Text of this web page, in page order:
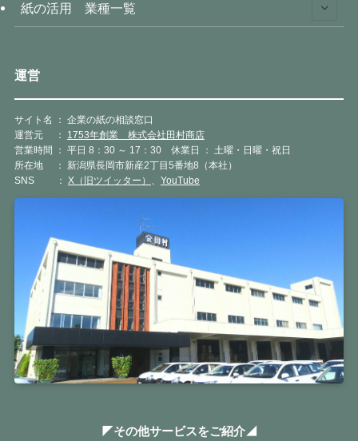
紙の活用 業種一覧
運営
サイト名 ： 企業の紙の相談窓口
運営元 ： 1753年創業 株式会社田村商店
営業時間 ： 平日 8：30 ～ 17：30 休業日 ： 土曜・日曜・祝日
所在地 ： 新潟県長岡市新産2丁目5番地8（本社）
SNS ： X（旧ツイッター） 、 YouTube
◤その他サービスをご紹介◢